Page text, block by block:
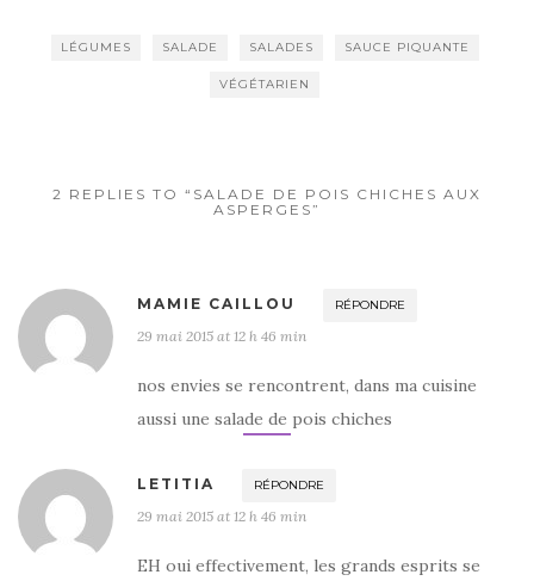
b r er
LÉGUMES SALADE SALADES SAUCE PIQUANTE
VÉGÉTARIEN
2 REPLIES TO “SALADE DE POIS CHICHES AUX
ASPERGES”
MAMIE CAILLOU RÉPONDRE
29 mai 2015 at 12 h 46 min
nos envies se rencontrent, dans ma cuisine
aussi une salade de pois chiches
LETITIA RÉPONDRE
29 mai 2015 at 12 h 46 min
EH oui effectivement, les grands esprits se